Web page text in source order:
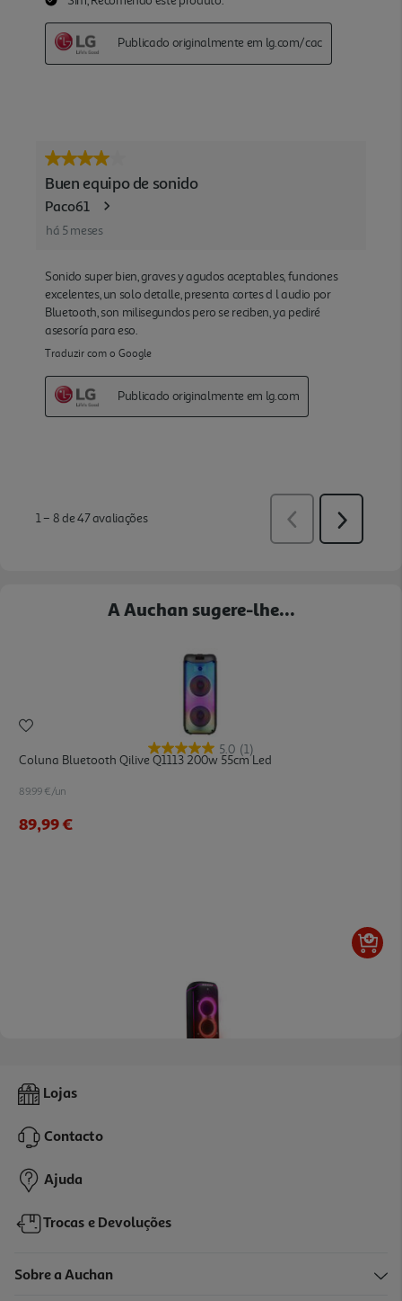
A Auchan sugere-lhe...
5.0 (1)
Coluna Bluetooth Qilive Q1113 200w 55cm Led
89.99 €/un
89,99 €
Colunas Alta Potência Jbl Partybox Ultimate 1100w Wi-Fi
1.299,99 €
Lojas
Contacto
Ajuda
Trocas e Devoluções
Sobre a Auchan